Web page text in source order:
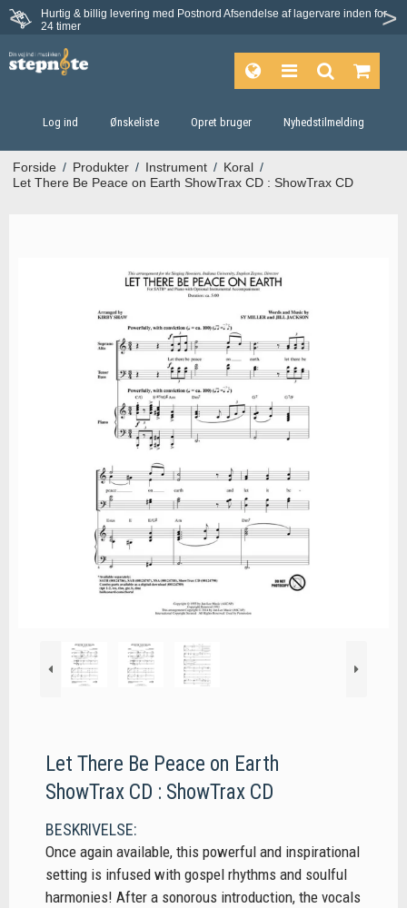
Hurtig & billig levering med Postnord Afsendelse af lagervare inden for
24 timer
Fortrydelsesret på 30 dage
Log ind Ønskeliste Opret bruger Nyhedstilmelding
Forside / Produkter / Instrument / Koral /
Let There Be Peace on Earth ShowTrax CD : ShowTrax CD
Let There Be Peace on Earth
ShowTrax CD : ShowTrax CD
BESKRIVELSE:
Once again available, this powerful and inspirational
setting is infused with gospel rhythms and soulful
harmonies! After a sonorous introduction, the vocals